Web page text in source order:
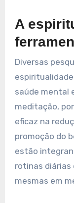
A
Diversas
saúde mental
meditação,
eficaz na
promoção do
estão
rotinas diárias
mesmas em